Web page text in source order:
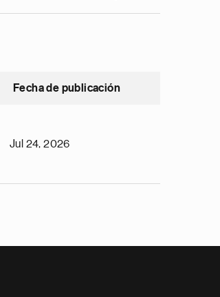
Fecha de publicación
Jul 24, 2026